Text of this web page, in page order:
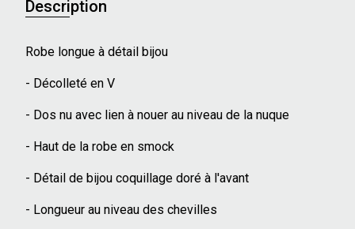
Description
Robe longue à détail bijou
- Décolleté en V
- Dos nu avec lien à nouer au niveau de la nuque
- Haut de la robe en smock
- Détail de bijou coquillage doré à l'avant
- Longueur au niveau des chevilles